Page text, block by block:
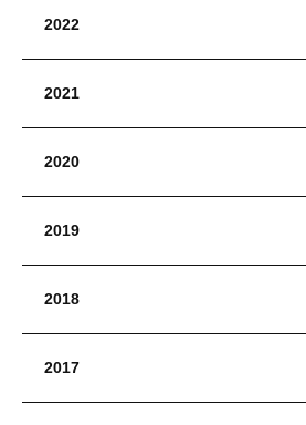
2022
2021
2020
2019
2018
2017